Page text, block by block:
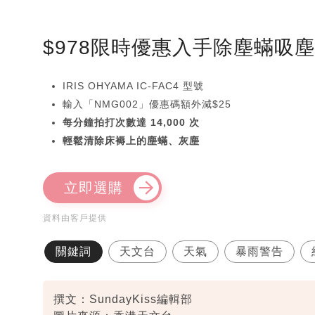
$978限時優惠入手除塵蟎吸
IRIS OHYAMA IC-FAC4 型號
輸入「NMG002」優惠碼額外減$25
每分鐘拍打次數達 14,000 次
輕鬆清除床褥上的塵蟎、灰塵
立即選購
資料由客戶提供
關鍵詞 天文台 天氣 暴雨警告
撰文：SundayKiss編輯部